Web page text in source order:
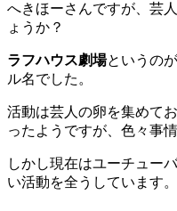
へきほーさんですが、芸
ょうか？
ラフハウス劇場というの
ル名でした。
活動は芸人の卵を集めて
ったようですが、色々事
しかし現在はユーチュー
い活動を全うしています。